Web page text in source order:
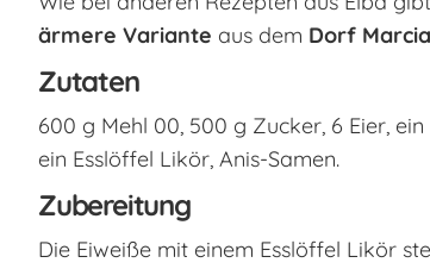
ärmere Variante aus dem Dorf
Zutaten
600 g Mehl 00, 500 g Zucker, 6 Eier,
ein Esslöffel Likör, Anis-Samen.
Zubereitung
Die Eiweiße mit einem Esslöffel Likör